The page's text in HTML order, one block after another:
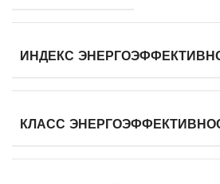
ИНДЕКС
КЛАСС